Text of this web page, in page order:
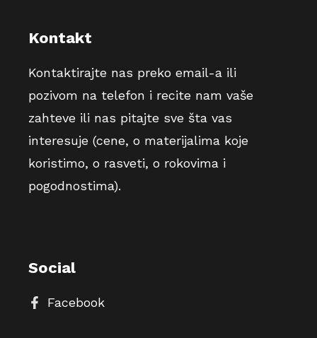
Kontakt
Kontaktirajte nas preko email-a ili
pozivom na telefon i recite nam vaše
zahteve ili nas pitajte sve šta vas
interesuje (cene, o materijalima koje
koristimo, o rasveti, o rokovima i
pogodnostima).
Social
Facebook